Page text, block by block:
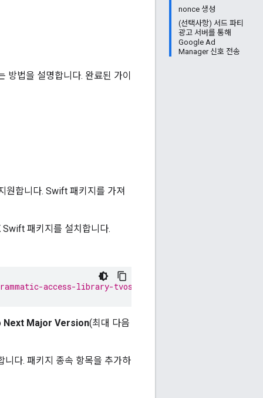
nonce 생성
(선택사항) 서드 파티
광고 서버를 통해
Google Ad
Manager 신호 전송
방법을 설명합니다. 완료된 가이
원합니다. Swift 패키지를 가져
패키지를 설치합니다.
access-library-tvos
Next Major Version(최대 다음
다. 패키지 종속 항목을 추가하